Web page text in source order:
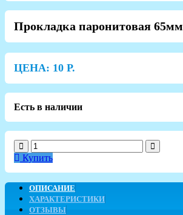
Прокладка паронитовая 65мм
ЦЕНА: 10 Р.
Есть в наличии
Купить
ОПИСАНИЕ
ХАРАКТЕРИСТИКИ
ОТЗЫВЫ